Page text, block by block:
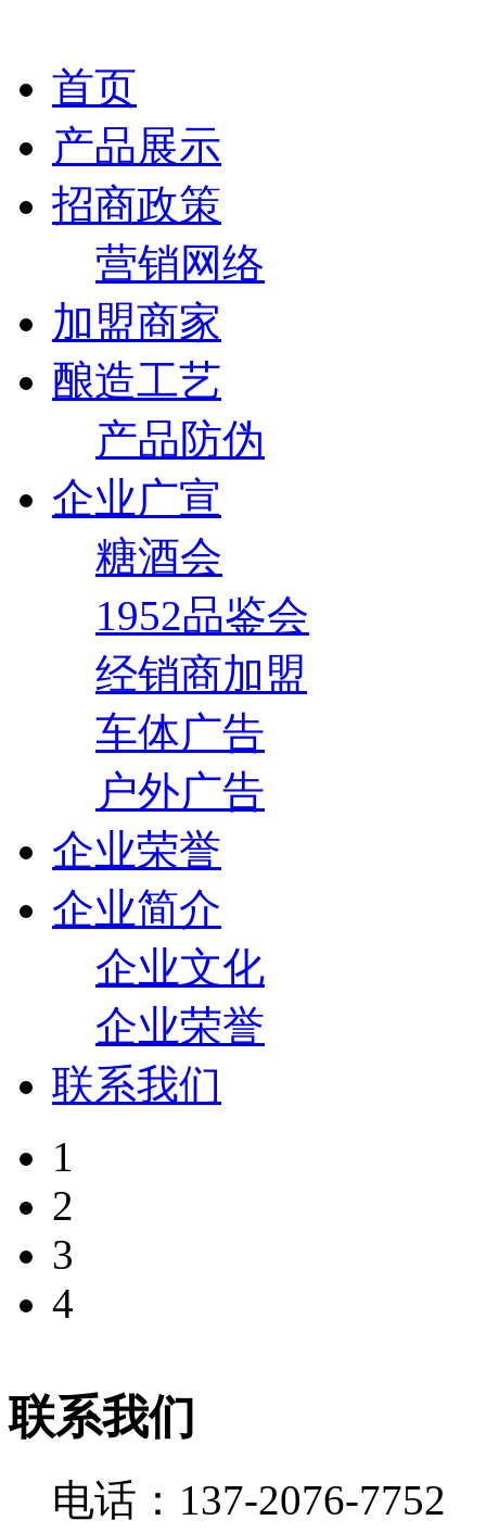
首页
产品展示
招商政策
营销网络
加盟商家
酿造工艺
产品防伪
企业广宣
糖酒会
1952品鉴会
经销商加盟
车体广告
户外广告
企业荣誉
企业简介
企业文化
企业荣誉
联系我们
1
2
3
4
联系我们
电话：137-2076-7752